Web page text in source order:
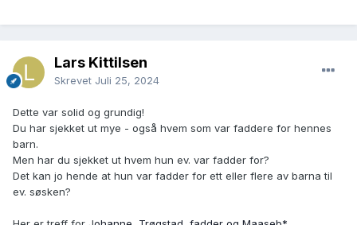
Lars Kittilsen
Skrevet Juli 25, 2024
Dette var solid og grundig!
Du har sjekket ut mye - også hvem som var faddere for hennes
barn.
Men har du sjekket ut hvem hun ev. var fadder for?
Det kan jo hende at hun var fadder for ett eller flere av barna til
ev. søsken?